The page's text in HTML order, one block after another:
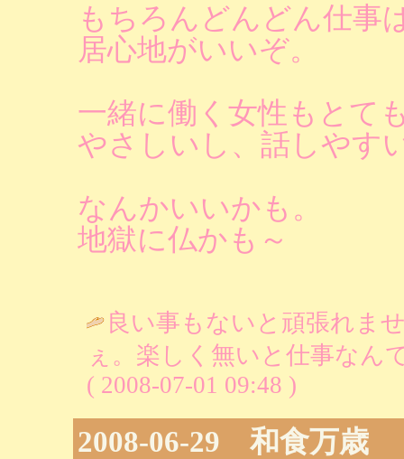
もちろんどんどん仕事
居心地がいいぞ。
一緒に働く女性もとて
やさしいし、話しやす
なんかいいかも。
地獄に仏かも～
良い事もないと頑張れま
ぇ。楽しく無いと仕事な
( 2008-07-01 09:48 )
2008-06-29 和食万歳